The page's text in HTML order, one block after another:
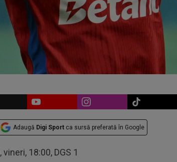
Adaugă Digi Sport ca sursă preferată în Google
, vineri, 18:00, DGS 1